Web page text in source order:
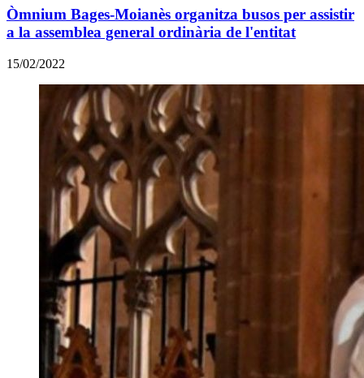
Òmnium Bages-Moianès organitza busos per assistir
a la assemblea general ordinària de l'entitat
15/02/2022